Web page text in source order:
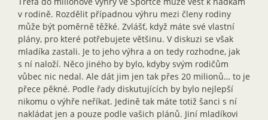
v rodině. Rozdělit případnou výhru mezi členy rodiny
může být poměrně těžké. Zvlášť, když máte své vlastní
plány, pro které potřebujete většinu. V diskuzi se však
mladíka zastali. Je to jeho výhra a on tedy rozhodne, jak
s ní naloží. Něco jiného by bylo, kdyby svým rodičům
vůbec nic nedal. Ale dát jim jen tak přes 20 milionů… to je
přece pěkné. Podle řady diskutujících by bylo nejlepší
nikomu o výhře neříkat. Jedině tak máte totiž šanci s ní
nakládat jen a pouze podle vašich plánů. Jiní mladíkovi